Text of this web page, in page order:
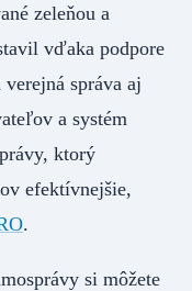
zeleňou a
vďaka podpore
správa aj
a systém
ktorý
efektívnejšie,
.
si môžete